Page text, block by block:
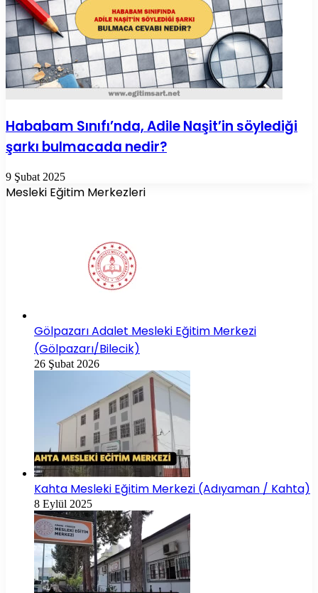
Hababam Sınıfı’nda, Adile Naşit’in söylediği
şarkı bulmacada nedir?
9 Şubat 2025
Mesleki Eğitim Merkezleri
Gölpazarı Adalet Mesleki Eğitim Merkezi
(Gölpazarı/Bilecik)
26 Şubat 2026
Kahta Mesleki Eğitim Merkezi (Adıyaman / Kahta)
8 Eylül 2025